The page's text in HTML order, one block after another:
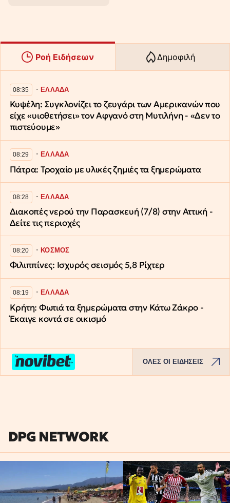
Ροή Ειδήσεων Δημοφιλή
08:35 ∙ΕΛΛΑΔΑ
Κυψέλη: Συγκλονίζει το ζευγάρι των Αμερικανών που
είχε «υιοθετήσει» τον Αφγανό στη Μυτιλήνη - «Δεν το
πιστεύουμε»
08:29 ∙ΕΛΛΑΔΑ
Πάτρα: Τροχαίο με υλικές ζημιές τα ξημερώματα
08:28 ∙ΕΛΛΑΔΑ
Διακοπές νερού την Παρασκευή (7/8) στην Αττική -
Δείτε τις περιοχές
08:20 ∙ΚΟΣΜΟΣ
Φιλιππίνες: Ισχυρός σεισμός 5,8 Ρίχτερ
08:19 ∙ΕΛΛΑΔΑ
Κρήτη: Φωτιά τα ξημερώματα στην Κάτω Ζάκρο -
Έκαιγε κοντά σε οικισμό
ΟΛΕΣ ΟΙ ΕΙΔΗΣΕΙΣ
DPG NETWORK